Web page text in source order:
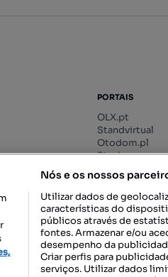
PORTAIS
OLX.pt
Standvirtual
Otodom.pl
Storia.ro
DESCARREGAR NA:
Nós e os nossos
Utilizar dados de
características do
públicos através de
fontes. Armazenar e/ou
desempenho da
Criar perfis para
serviços. Utilizar dados